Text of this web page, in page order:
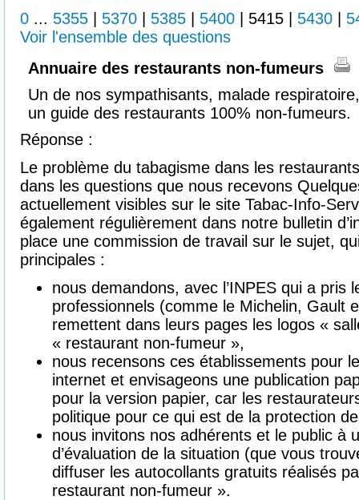
0 ... 5355 5370 5385 5400 5415 5430
Voir l'ensemble des questions
Annuaire des restaurants non-fumeurs
Un de nos sympathisants, malade
un guide des restaurants 100% non-fumeurs.
Réponse :
Le problème du tabagisme dans les
dans les questions que nous recevons
actuellement visibles sur le site Tabac-Info-
également régulièrement dans notre bulletin
place une commission de travail sur le sujet,
principales :
nous demandons, avec l’INPES qui a pris
professionnels (comme le Michelin, Gault
remettent dans leurs pages les logos «
« restaurant non-fumeur »,
nous recensons ces établissements pour
internet et envisageons une publication
pour la version papier, car les
politique pour ce qui est de la protection
nous invitons nos adhérents et le public à
d’évaluation de la situation (que vous
diffuser les autocollants gratuits réalisés
restaurant non-fumeur ».